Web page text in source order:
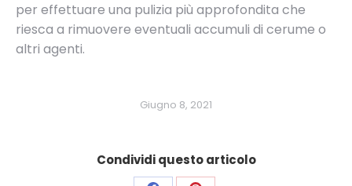
per effettuare una pulizia più approfondita che
riesca a rimuovere eventuali accumuli di cerume o
altri agenti.
Giugno 8, 2021
Condividi questo articolo